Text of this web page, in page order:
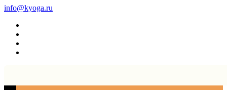
info@kyoga.ru